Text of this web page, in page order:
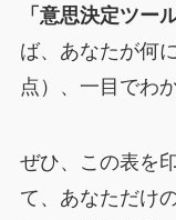
「意思決定ツール
ば、あなたが何
点）、一目でわ
ぜひ、この表を
て、あなただけ